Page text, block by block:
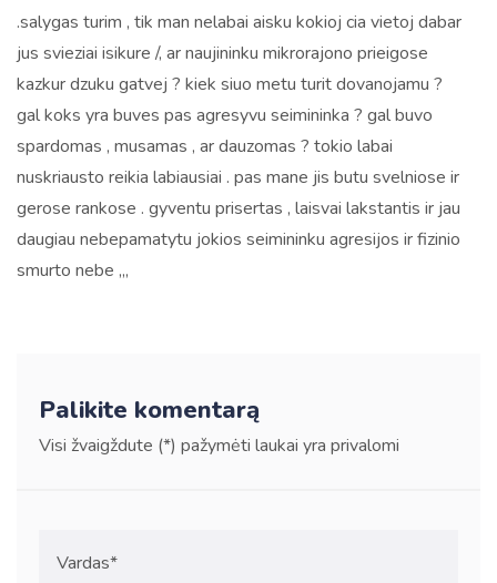
.salygas turim , tik man nelabai aisku kokioj cia vietoj dabar
jus svieziai isikure /, ar naujininku mikrorajono prieigose
kazkur dzuku gatvej ? kiek siuo metu turit dovanojamu ?
gal koks yra buves pas agresyvu seimininka ? gal buvo
spardomas , musamas , ar dauzomas ? tokio labai
nuskriausto reikia labiausiai . pas mane jis butu svelniose ir
gerose rankose . gyventu prisertas , laisvai lakstantis ir jau
daugiau nebepamatytu jokios seimininku agresijos ir fizinio
smurto nebe ,,,
Palikite komentarą
Visi žvaigždute (*) pažymėti laukai yra privalomi